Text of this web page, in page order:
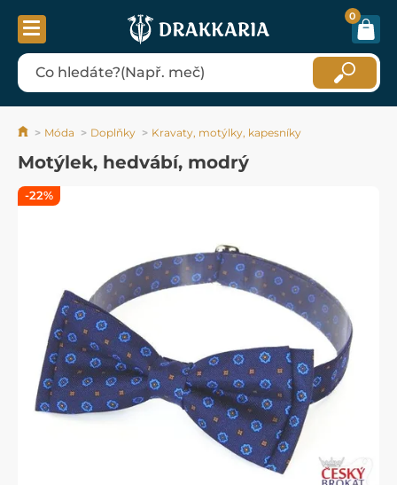
0
Móda Doplňky Kravaty, motýlky, kapesníky
Motýlek, hedvábí, modrý
-22%